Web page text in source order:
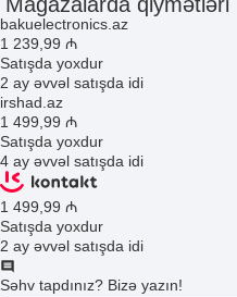
bakuelectronics.az
1 239 ,99 ₼
Satışda yoxdur
2 ay əvvəl satışda idi
irshad.az
1 499 ,99 ₼
Satışda yoxdur
4 ay əvvəl satışda idi
1 499 ,99 ₼
Satışda yoxdur
2 ay əvvəl satışda idi
Səhv tapdınız? Bizə yazın!